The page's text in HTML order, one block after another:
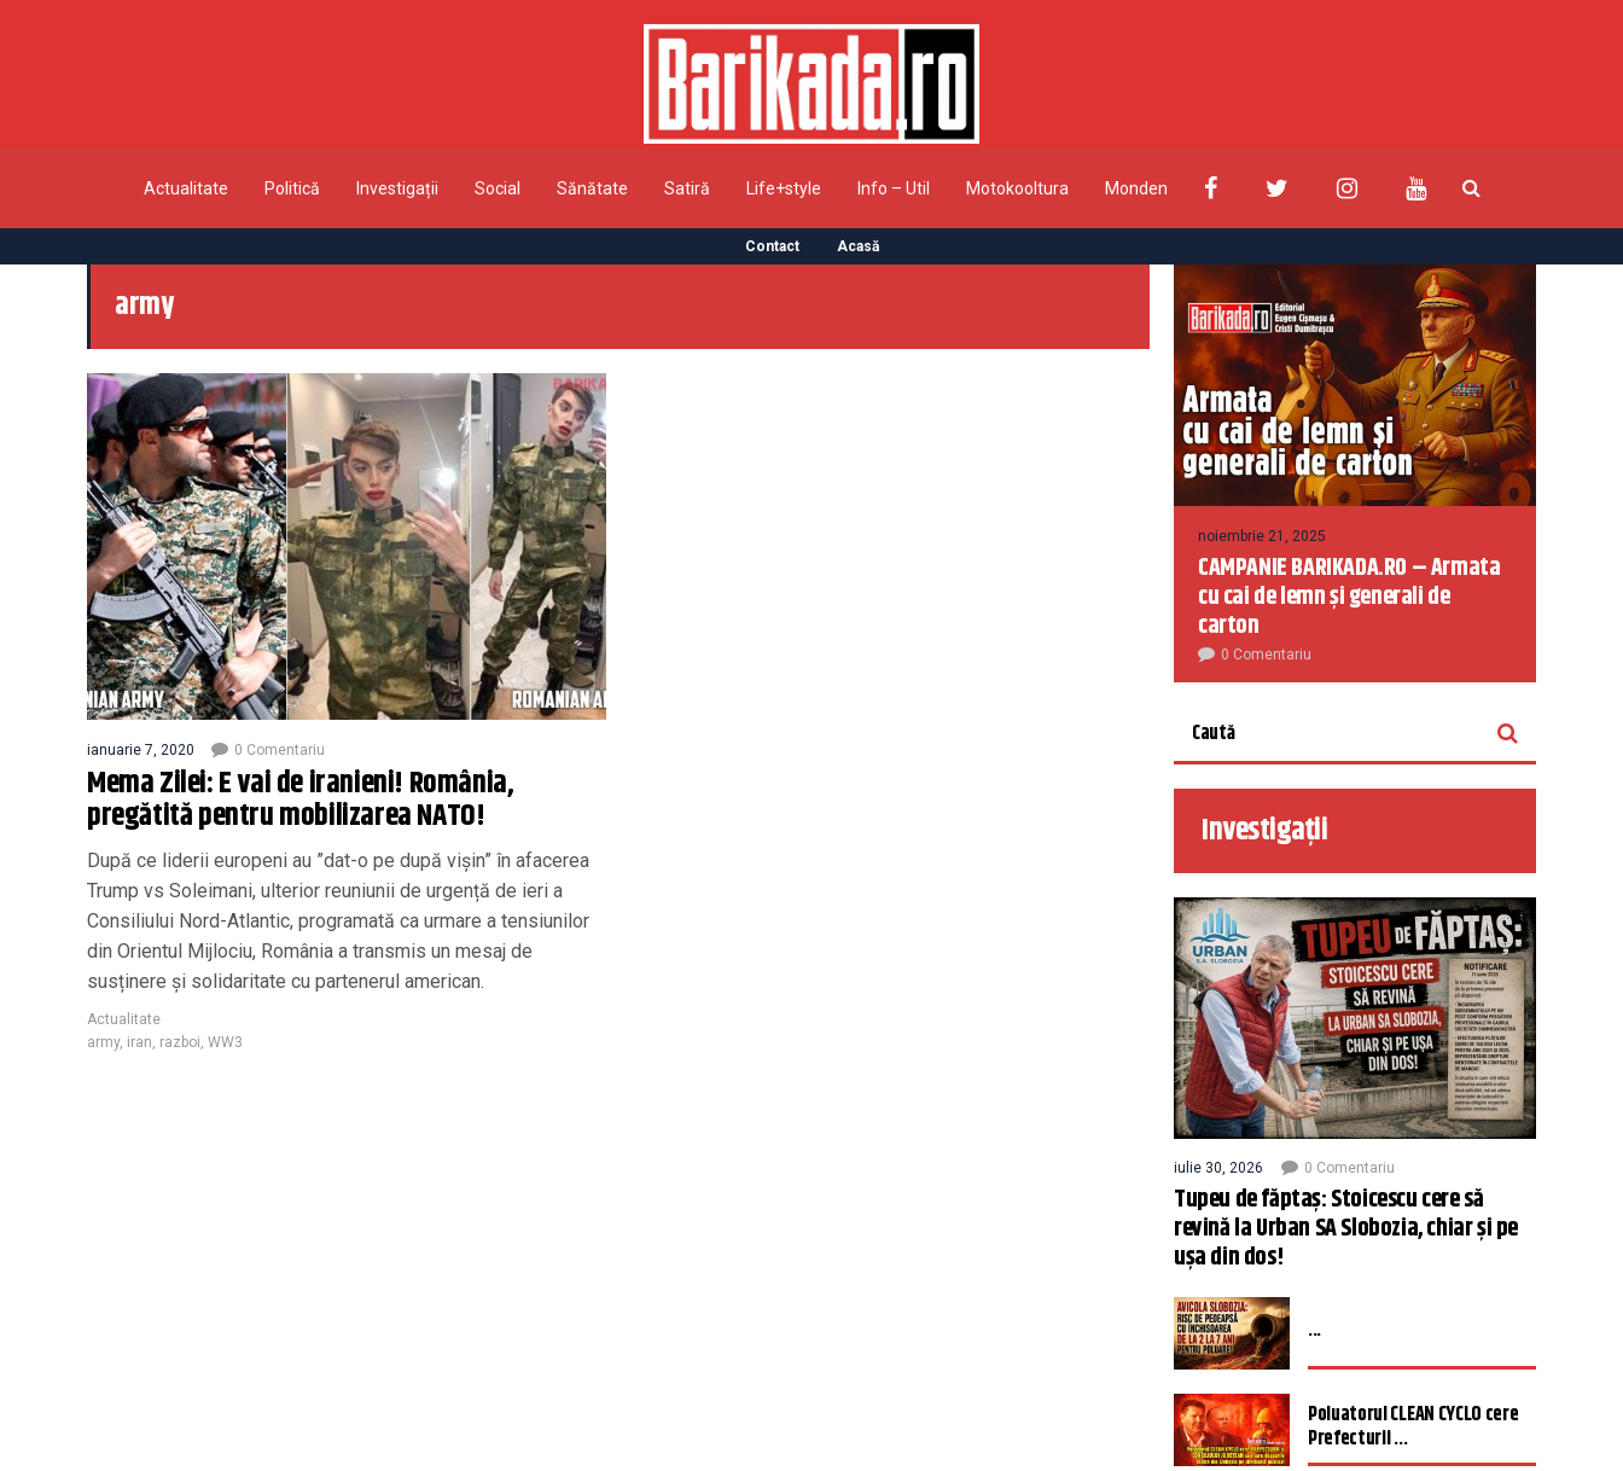
Actualitate Politică Investigații Social Sănătate Satiră Life+style Info – Util Motokooltura Monden
Contact Acasă
army
ianuarie 7, 2020 0 Comentariu
Mema Zilei: E vai de iranieni! România,
pregătită pentru mobilizarea NATO!
După ce liderii europeni au ”dat-o pe după vișin” în afacerea
Trump vs Soleimani, ulterior reuniunii de urgență de ieri a
Consiliului Nord-Atlantic, programată ca urmare a tensiunilor
din Orientul Mijlociu, România a transmis un mesaj de
susținere și solidaritate cu partenerul american.
Actualitate
army, iran razboi WW3
noiembrie 21, 2025
CAMPANIE BARIKADA.RO – Armata
cu cai de lemn și generali de
carton
0 Comentariu
Investigații
iulie 30, 2026 0 Comentariu
Tupeu de făptaș: Stoicescu cere să
revină la Urban SA Slobozia, chiar și pe
ușa din dos!
...
Poluatorul CLEAN CYCLO cere
Prefecturii ...